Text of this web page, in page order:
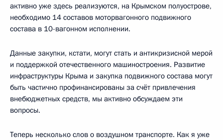
активно уже здесь реализуются, на Крымском полуострове,
необходимо 14 составов моторвагонного подвижного
состава в 10-вагонном исполнении.
Данные закупки, кстати, могут стать и антикризисной мерой
и поддержкой отечественного машиностроения. Развитие
инфраструктуры Крыма и закупка подвижного состава могут
быть частично профинансированы за счёт привлечения
внебюджетных средств, мы активно обсуждаем эти
вопросы.
Теперь несколько слов о воздушном транспорте. Как я уже